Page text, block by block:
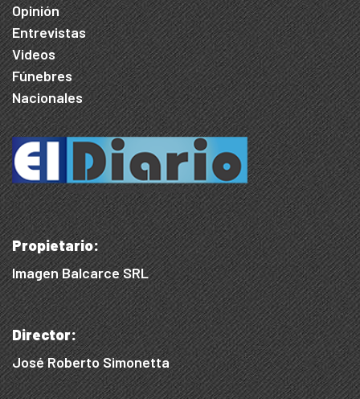
Opinión
Entrevistas
Videos
Fúnebres
Nacionales
Propietario:
Imagen Balcarce SRL
Director:
José Roberto Simonetta